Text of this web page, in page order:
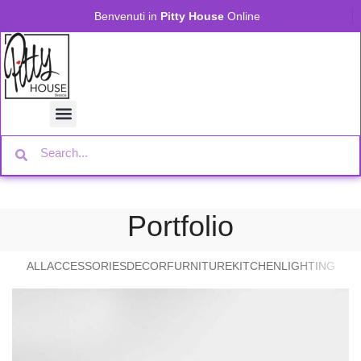
Benvenuti in Pitty House Online
Portfolio
ALL ACCESSORIESDECORFURNITUREKITCHENLIGHTING